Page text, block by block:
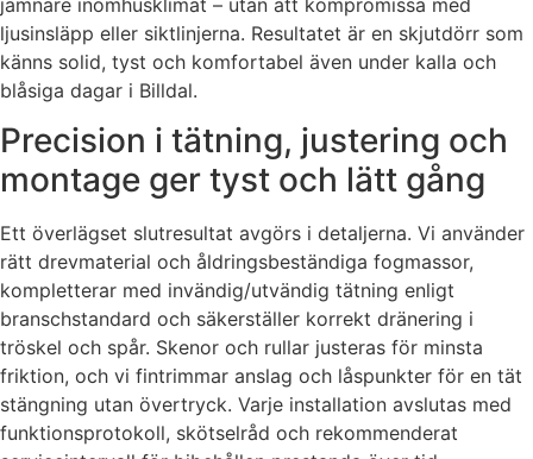
ljusinsläpp eller siktlinjerna. Resultatet är en skjutdörr som
känns solid, tyst och komfortabel även under kalla och
blåsiga dagar i Billdal.
Precision i tätning, justering och
montage ger tyst och lätt gång
Ett överlägset slutresultat avgörs i detaljerna. Vi använder
rätt drevmaterial och åldringsbeständiga fogmassor,
kompletterar med invändig/utvändig tätning enligt
branschstandard och säkerställer korrekt dränering i
tröskel och spår. Skenor och rullar justeras för minsta
friktion, och vi fintrimmar anslag och låspunkter för en tät
stängning utan övertryck. Varje installation avslutas med
funktionsprotokoll, skötselråd och rekommenderat